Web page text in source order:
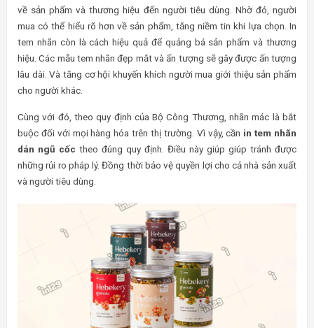
về sản phẩm và thương hiệu đến người tiêu dùng. Nhờ đó, người
mua có thể hiểu rõ hơn về sản phẩm, tăng niềm tin khi lựa chọn. In
tem nhãn còn là cách hiệu quả để quảng bá sản phẩm và thương
hiệu. Các mẫu tem nhãn đẹp mắt và ấn tượng sẽ gây được ấn tượng
lâu dài. Và tăng cơ hội khuyến khích người mua giới thiệu sản phẩm
cho người khác.
Cùng với đó, theo quy định của Bộ Công Thương, nhãn mác là bắt
buộc đối với mọi hàng hóa trên thị trường. Vì vậy, cần in tem nhãn
dán ngũ cốc theo đúng quy định. Điều này giúp giúp tránh được
những rủi ro pháp lý. Đồng thời bảo vệ quyền lợi cho cả nhà sản xuất
và người tiêu dùng.